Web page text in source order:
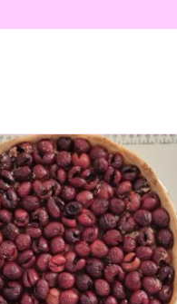
Cubicube Cerises
Mascarpone
A partager